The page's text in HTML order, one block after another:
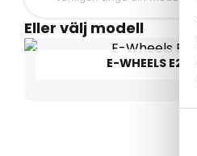
Eller välj modell
E-WHEELS E2S